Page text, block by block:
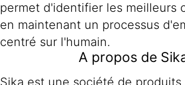
permet d'identifier les meilleurs
en maintenant un processus
centré sur l'humain.
A propos de
Sika est une société de produits